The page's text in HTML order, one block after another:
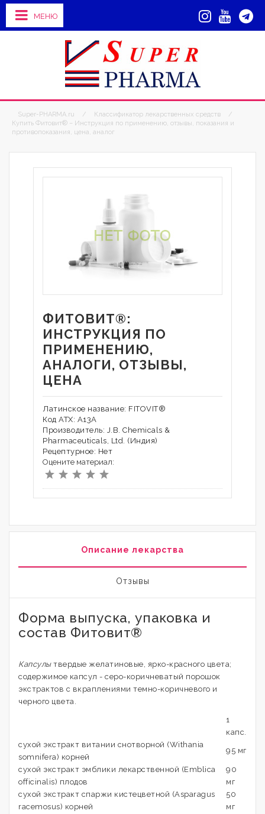
МЕНЮ
Super-PHARMA.ru / Классификатор лекарственных средств
/
Купить Фитовит® – Инструкция по применению, отзывы, показания и
противопоказания, цена, аналог
ФИТОВИТ®:
ИНСТРУКЦИЯ ПО
ПРИМЕНЕНИЮ,
АНАЛОГИ, ОТЗЫВЫ,
ЦЕНА
Латинское название: FITOVIT®
Код АТХ: A13A
Производитель: J.B. Chemicals &
Pharmaceuticals, Ltd. (Индия)
Рецептурное: Нет
Оцените материал:
Описание лекарства
Отзывы
Форма выпуска, упаковка и
состав Фитовит®
Капсулытвердые желатиновые, ярко-красного цвета;
содержимое капсул - серо-коричневатый порошок
экстрактов с вкраплениями темно-коричневого и
черного цвета.
1
капс.
сухой экстракт витании снотворной (Withania
somnifera) корней
95 мг
сухой экстракт эмблики лекарственной (Emblica
officinalis) плодов
90
мг
сухой экстракт спаржи кистецветной (Asparagus
racemosus) корней
50
мг